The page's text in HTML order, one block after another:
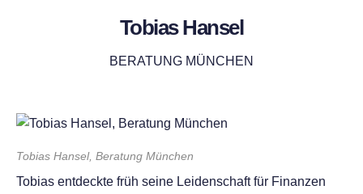
Tobias Hansel
BERATUNG MÜNCHEN
Tobias Hansel, Beratung München
Tobias entdeckte früh seine Leidenschaft für Finanzen